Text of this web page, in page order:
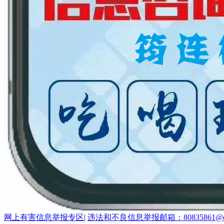
网上有害信息举报专区| 违法和不良信息举报邮箱：